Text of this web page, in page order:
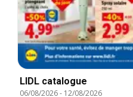
LIDL catalogue
06/08/2026- 12/08/2026